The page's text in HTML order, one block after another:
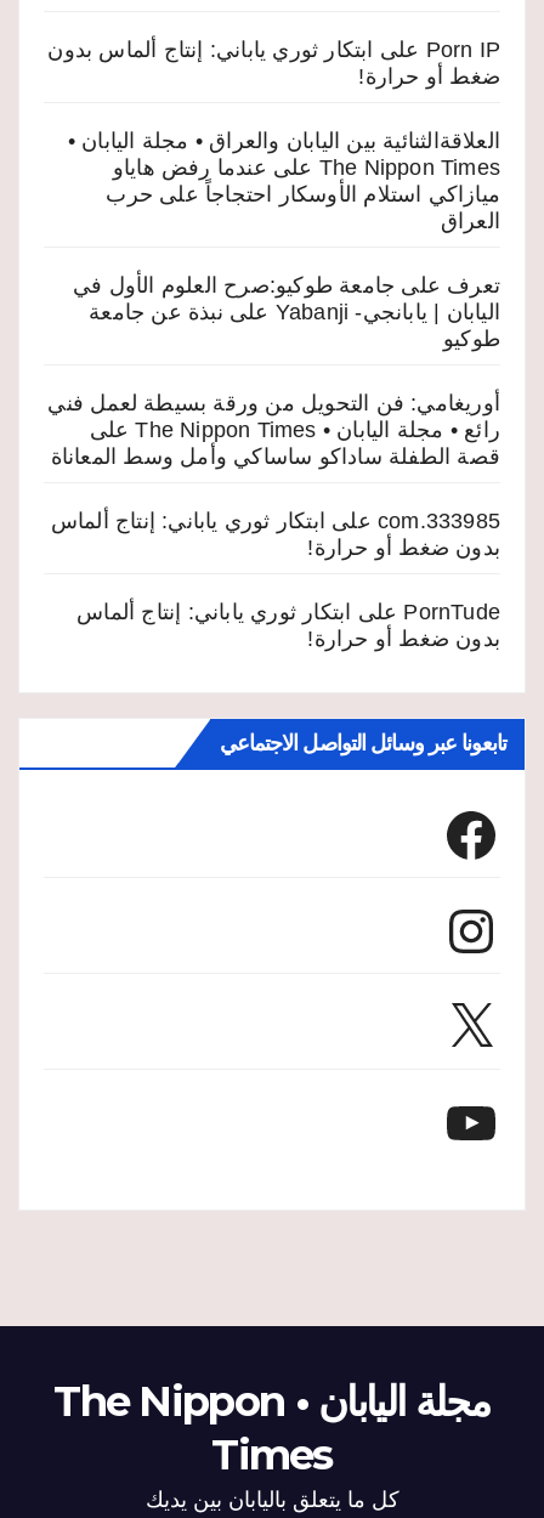
Porn IP على
ابتكار ثوري ياباني: إنتاج ألماس بدون
ضغط أو حرارة!
العلاقةالثنائية بين اليابان والعراق • مجلة اليابان •
The Nippon Times على عندما رفض هاياو
ميازاكي استلام الأوسكار احتجاجاً على حرب
العراق
تعرف على جامعة طوكيو:صرح العلوم الأول في
اليابان | يابانجي- Yabanji
على نبذة عن جامعة
طوكيو
أوريغامي: فن التحويل من ورقة بسيطة لعمل فني
رائع • مجلة اليابان • The Nippon Times
على
قصة الطفلة ساداكو ساساكي وأمل وسط المعاناة
333985.com على ابتكار ثوري ياباني: إنتاج ألماس
بدون ضغط أو حرارة!
PornTude على
ابتكار ثوري ياباني: إنتاج ألماس
بدون ضغط أو حرارة!
تابعونا عبر وسائل التواصل الاجتماعي
Facebook
Instagram
X
YouTube
مجلة اليابان • The Nippon
Times
كل ما يتعلق باليابان بين يديك